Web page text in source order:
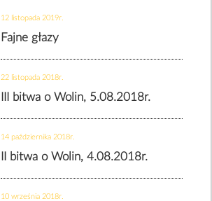
12 listopada 2019r.
Fajne głazy
22 listopada 2018r.
III bitwa o Wolin, 5.08.2018r.
14 października 2018r.
II bitwa o Wolin, 4.08.2018r.
10 września 2018r.